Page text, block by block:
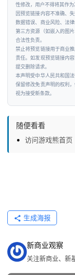
性修改，用户不得将其作为
因预览链接内容不准确、
数据错误、商业风险、法
第三方资源（如嵌入的图
合法性负责。
禁止将预览链接用于商业
责任。如发现预览链接内
提交删除请求。
本声明受中华人民共和国
保留修改免责声明的权利
视为接受新条款。
随便看看
访问游戏熊首页
生成海报
新商业观察
关注新商业、新